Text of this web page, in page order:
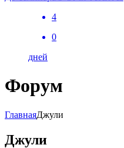
4
0
дней
Форум
ГлавнаяДжули
Джули